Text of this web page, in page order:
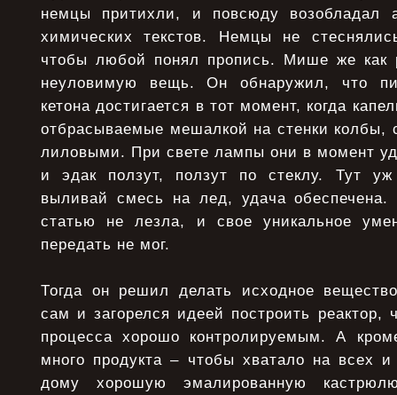
немцы притихли, и повсюду возобладал
химических текстов. Немцы не
чтобы любой понял пропись. Мише же как
неуловимую вещь. Он обнаружил, что
кетона достигается в тот момент, когда
отбрасываемые мешалкой на стенки колбы,
лиловыми. При свете лампы они в момент
и эдак ползут, ползут по стеклу. Тут
выливай смесь на лед, удача
статью не лезла, и свое уникальное
передать не мог.
Тогда он решил делать исходное
сам и загорелся идеей построить реактор,
процесса хорошо контролируемым. А
много продукта – чтобы хватало на всех
дому хорошую эмалированную